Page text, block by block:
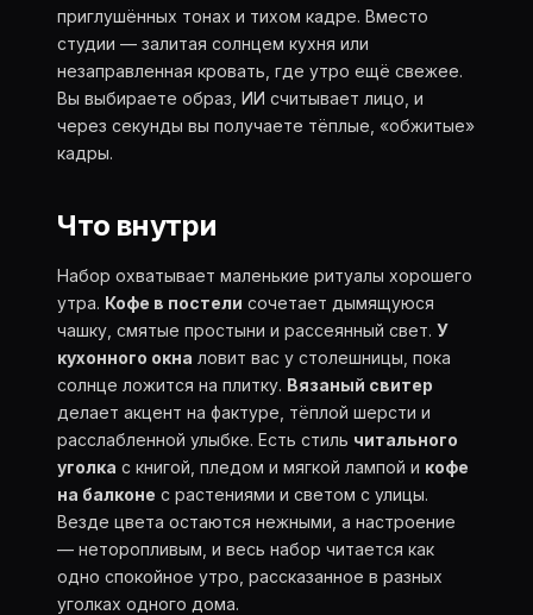
приглушённых тонах и тихом кадре. Вместо
студии — залитая солнцем кухня или
незаправленная кровать, где утро ещё свежее.
Вы выбираете образ, ИИ считывает лицо, и
через секунды вы получаете тёплые, «обжитые»
кадры.
Что внутри
Набор охватывает маленькие ритуалы хорошего
утра. Кофе в постели сочетает дымящуюся
чашку, смятые простыни и рассеянный свет. У
кухонного окна ловит вас у столешницы, пока
солнце ложится на плитку. Вязаный свитер
делает акцент на фактуре, тёплой шерсти и
расслабленной улыбке. Есть стиль читального
уголка с книгой, пледом и мягкой лампой и кофе
на балконе с растениями и светом с улицы.
Везде цвета остаются нежными, а настроение
— неторопливым, и весь набор читается как
одно спокойное утро, рассказанное в разных
уголках одного дома.